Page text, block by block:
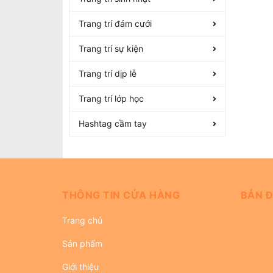
Trang trí đám cưới
Trang trí sự kiện
Trang trí dịp lễ
Trang trí lớp học
Hashtag cầm tay
THÔNG TIN CỬA HÀNG
Trang chủ
Sản phẩm
Giới thiệu
BẢN